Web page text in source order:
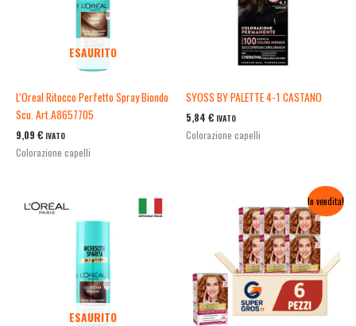
ESAURITO
L’Oreal Ritocco Perfetto Spray Biondo
Scu. Art.A8657705
9,09 € IVATO
Colorazione capelli
SYOSS BY PALETTE 4-1 CASTANO
5,84 € IVATO
Colorazione capelli
ESAURITO
In vendita!
di
prezzo:
da
11,24 €
a
60,68 €